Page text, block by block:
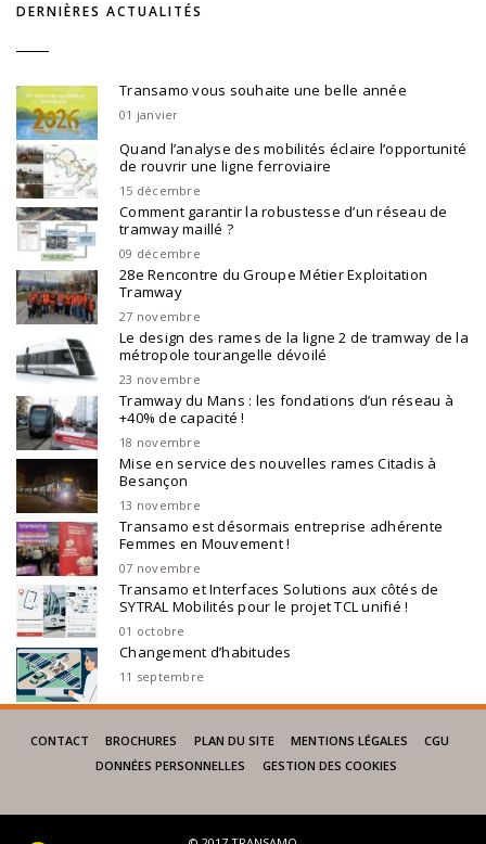
DERNIÈRES ACTUALITÉS
Transamo vous souhaite une belle année
01 janvier
Quand l’analyse des mobilités éclaire l’opportunité
de rouvrir une ligne ferroviaire
15 décembre
Comment garantir la robustesse d’un réseau de
tramway maillé ?
09 décembre
28e Rencontre du Groupe Métier Exploitation
Tramway
27 novembre
Le design des rames de la ligne 2 de tramway de la
métropole tourangelle dévoilé
23 novembre
Tramway du Mans : les fondations d’un réseau à
+40% de capacité !
18 novembre
Mise en service des nouvelles rames Citadis à
Besançon
13 novembre
Transamo est désormais entreprise adhérente
Femmes en Mouvement !
07 novembre
Transamo et Interfaces Solutions aux côtés de
SYTRAL Mobilités pour le projet TCL unifié !
01 octobre
Changement d’habitudes
11 septembre
CONTACT BROCHURES PLAN DU SITE MENTIONS LÉGALES
CGU
DONNÉES PERSONNELLES
GESTION DES COOKIES